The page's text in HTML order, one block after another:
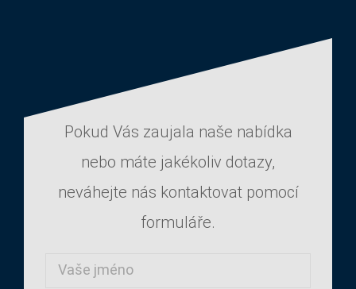
Pokud Vás zaujala naše nabídka
nebo máte jakékoliv dotazy,
neváhejte nás kontaktovat pomocí
formuláře.